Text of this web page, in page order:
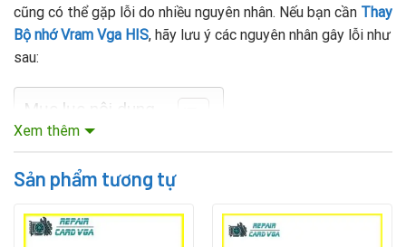
cũng có thể gặp lỗi do nhiều nguyên nhân. Nếu bạn cần Thay
Bộ nhớ Vram Vga HIS, hãy lưu ý các nguyên nhân gây lỗi như
sau:
Mục lục nội dung
VRAM.
Ép xung card quá mức gây hư hỏng VRAM.
Xem thêm
Sản phẩm tương tự